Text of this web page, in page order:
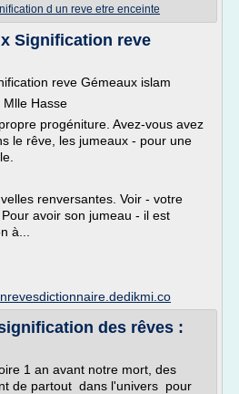
d un reve etre enceinte
Signification reve
reve Gémeaux islam
Hasse
progéniture. Avez-vous avez
le rêve, les jumeaux - pour une
renversantes. Voir - votre
avoir son jumeau - il est
à...
des rêves :
1 an avant notre mort, des
de partout dans l'univers pour